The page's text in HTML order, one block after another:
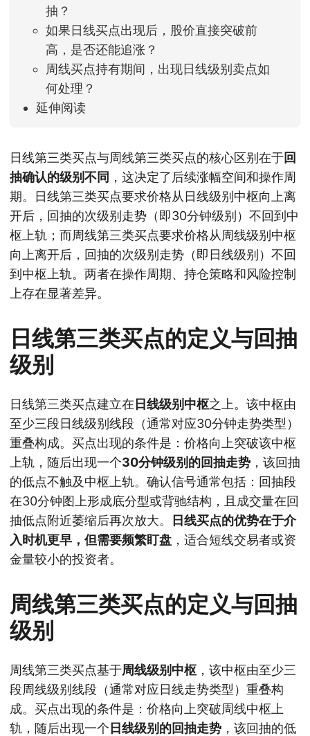
抽？
如果日线买点出现后，股价直接突破前
高，是否还能追涨？
周线买点持有期间，出现日线级别卖点如
何处理？
延伸阅读
日线第三类买点与周线第三类买点的核心区别在于回
抽确认的级别不同 ，这决定了后续涨幅空间和操作周
期。日线第三类买点要求价格从日线级别中枢向上离
开后，回抽的次级别走势（即30分钟级别）不回到中
枢上轨；而周线第三类买点要求价格从周线级别中枢
向上离开后，回抽的次级别走势（即日线级别）不回
到中枢上轨。两者在操作周期、持仓策略和风险控制
上存在显著差异。
日线第三类买点的定义与回抽
级别
日线第三类买点建立在日线级别中枢之上。该中枢由
至少三段日线级别线段（通常对应30分钟走势类型）
重叠构成。买点出现的条件是：价格向上突破该中枢
上轨，随后出现一个30分钟级别的回抽走势 ，该回抽
的低点不触及中枢上轨。确认信号通常包括：回抽段
在30分钟图上形成底分型或背驰结构，且成交量在回
抽低点附近萎缩后再次放大。
日线买点的优势在于介
入时机更早，但需要频繁盯盘 ，适合短线交易者或资
金量较小的投资者。
周线第三类买点的定义与回抽
级别
周线第三类买点基于周线级别中枢 ，该中枢由至少三
段周线级别线段（通常对应日线走势类型）重叠构
成。买点出现的条件是：价格向上突破周线中枢上
轨，随后出现一个日线级别的回抽走势 ，该回抽的低